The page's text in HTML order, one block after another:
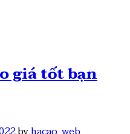
giá tốt bạn